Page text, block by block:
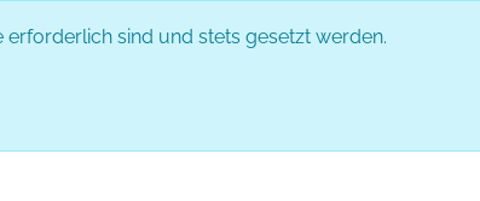
sind und stets gesetzt werden.
PARTNER